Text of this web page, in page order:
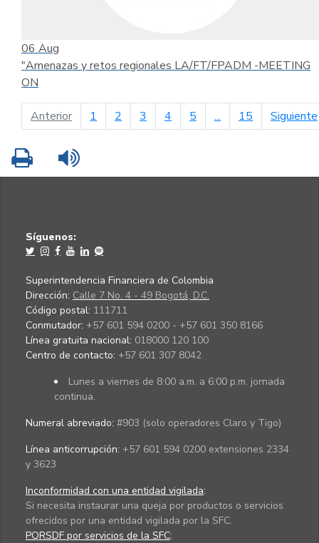
06 Aug
"Amenazas y retos regionales LA/FT/FPADM -MEETING
ON
Anteriorpágina anterior
1 2 3 4 5 ... 15 Siguiente
Imprimir
Síguenos:
Superintendencia Financiera de Colombia
Dirección: Calle 7 No. 4 - 49 Bogotá, D.C.
Código postal: 111711
Conmutador: +57 601 594 0200 - +57 601 350 8166
Línea gratuita nacional: 018000 120 100
Centro de contacto: +57 601 307 8042
Lunes a viernes de 8:00 a.m. a 6:00 p.m. jornada
continua.
Numeral abreviado: #903 (solo operadores Claro y Tigo)
Línea anticorrupción: +57 601 594 0200 extensiones 2334
y 3623
Inconformidad con una entidad vigilada:
Si necesita instaurar una queja por productos o servicios
ofrecidos por una entidad vigilada por la SFC.
PQRSDF por servicios de la SFC: